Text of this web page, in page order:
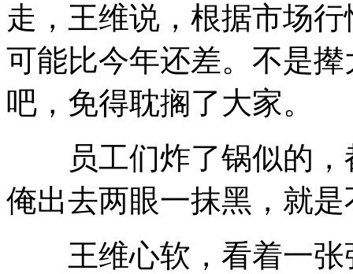
走，王维说，根据市场
可能比今年还差。不是
吧，免得耽搁了大家。
员工们炸了锅似的，
俺出去两眼一抹黑，就
王维心软，看着一张